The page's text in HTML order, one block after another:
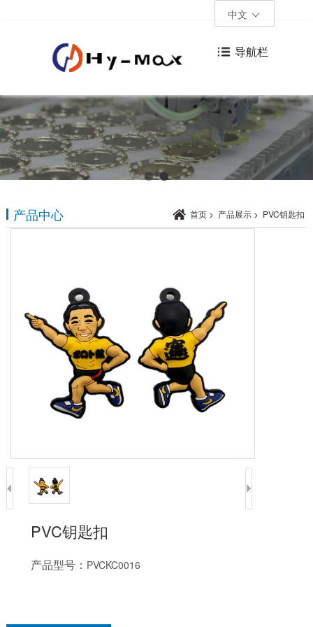
中文
导航栏
产品中心 首页 > 产品展示 > PVC钥匙扣
PVC钥匙扣
产品型号： PVCKC0016